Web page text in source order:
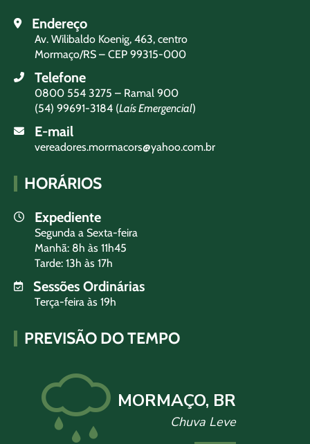
Endereço
Av. Wilibaldo Koenig, 463, centro
Mormaço/RS – CEP 99315-000
Telefone
0800 554 3275 – Ramal 900
(54) 99691-3184 (Laís Emergencial)
E-mail
vereadores.mormacors@yahoo.com.br
HORÁRIOS
Expediente
Segunda a Sexta-feira
Manhã: 8h às 11h45
Tarde: 13h às 17h
Sessões Ordinárias
Terça-feira às 19h
PREVISÃO DO TEMPO
MORMAÇO, BR
Chuva Leve